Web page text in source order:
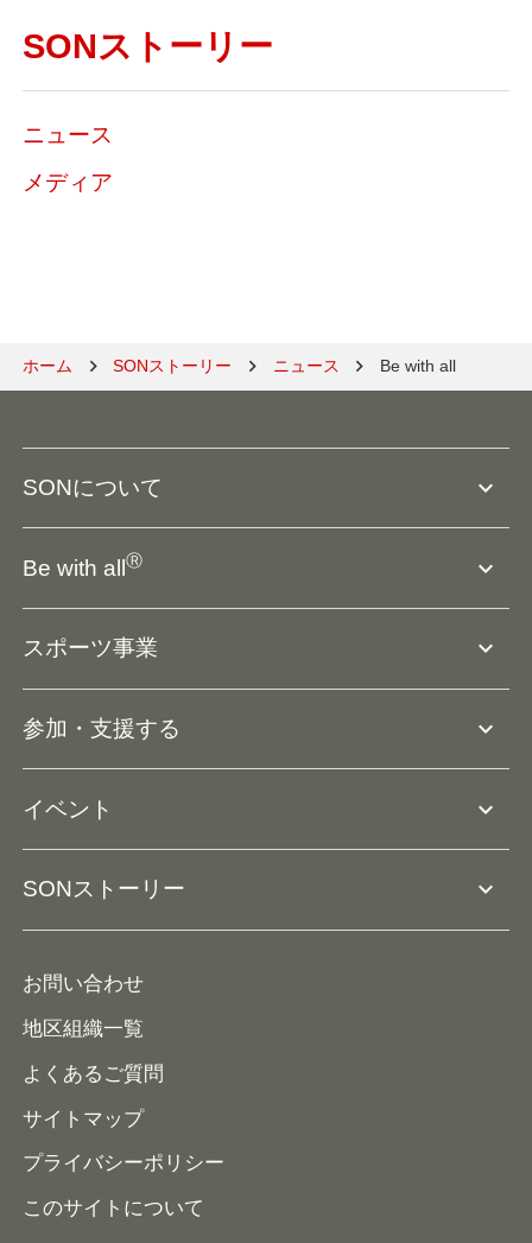
SONストーリー
ニュース
メディア
ホーム SONストーリー ニュース Be with all
SONについて expand_more
SO組織について
役員等一覧
リソースページ
Be with allⓇ expand_more
スポーツ事業 expand_more
ユニファイドスクール
参加・支援する expand_more
コーチとして参加
イベント expand_more
ナショナルゲームについて
SONストーリー expand_more
メディア
お問い合わせ
地区組織一覧
よくあるご質問
サイトマップ
プライバシーポリシー
このサイトについて